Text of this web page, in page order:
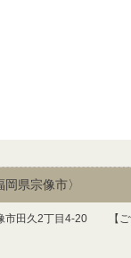
県宗像市〉
田久2丁目 4-20 【ご